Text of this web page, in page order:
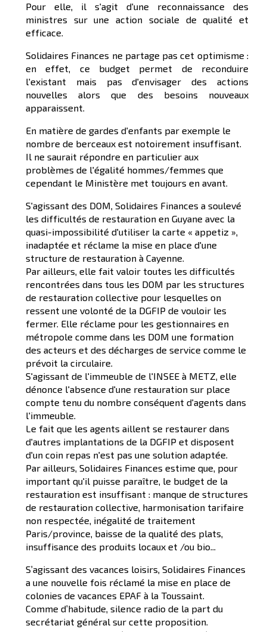
Pour elle, il s'agit d'une reconnaissance des
ministres sur une action sociale de qualité et
efficace.
Solidaires Finances ne partage pas cet optimisme :
en effet, ce budget permet de reconduire
l'existant mais pas d'envisager des actions
nouvelles alors que des besoins nouveaux
apparaissent.
En matière de gardes d'enfants par exemple le
nombre de berceaux est notoirement insuffisant.
Il ne saurait répondre en particulier aux
problèmes de l'égalité hommes/femmes que
cependant le Ministère met toujours en avant.
S'agissant des DOM, Solidaires Finances a soulevé
les difficultés de restauration en Guyane avec la
quasi-impossibilité d'utiliser la carte « appetiz »,
inadaptée et réclame la mise en place d'une
structure de restauration à Cayenne.
Par ailleurs, elle fait valoir toutes les difficultés
rencontrées dans tous les DOM par les structures
de restauration collective pour lesquelles on
ressent une volonté de la DGFIP de vouloir les
fermer. Elle réclame pour les gestionnaires en
métropole comme dans les DOM une formation
des acteurs et des décharges de service comme le
prévoit la circulaire.
S'agissant de l'immeuble de l'INSEE à METZ, elle
dénonce l'absence d'une restauration sur place
compte tenu du nombre conséquent d'agents dans
l'immeuble.
Le fait que les agents aillent se restaurer dans
d'autres implantations de la DGFIP et disposent
d'un coin repas n'est pas une solution adaptée.
Par ailleurs, Solidaires Finances estime que, pour
important qu'il puisse paraître, le budget de la
restauration est insuffisant : manque de structures
de restauration collective, harmonisation tarifaire
non respectée, inégalité de traitement
Paris/province, baisse de la qualité des plats,
insuffisance des produits locaux et /ou bio...
S’agissant des vacances loisirs, Solidaires Finances
a une nouvelle fois réclamé la mise en place de
colonies de vacances EPAF à la Toussaint.
Comme d’habitude, silence radio de la part du
secrétariat général sur cette proposition.